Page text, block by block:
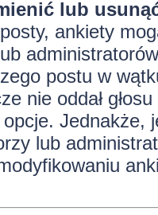
lub
ankiety
postu w
nie oddał
Jednakże,
lub